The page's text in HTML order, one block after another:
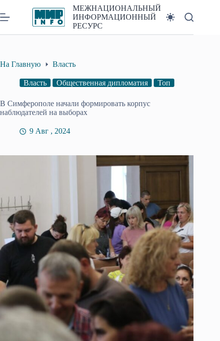
к
сути
МЕЖНАЦИОНАЛЬНЫЙ
ИНФОРМАЦИОННЫЙ
РЕСУРС
На Главную Власть
Власть Общественная дипломатия Топ
В Симферополе начали формировать корпус
наблюдателей на выборах
9 Авг , 2024